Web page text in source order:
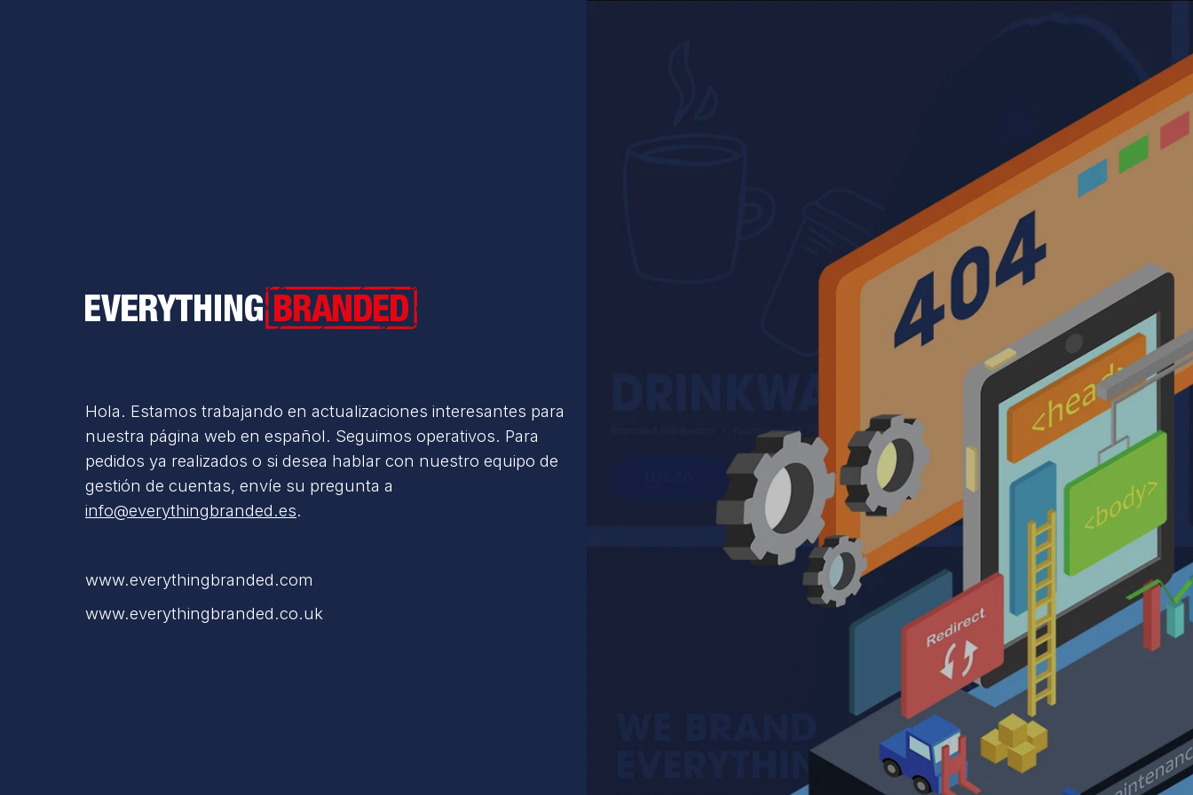
Everything Branded
Hola. Estamos trabajando en actualizaciones interesantes para
nuestra página web en español. Seguimos operativos. Para
pedidos ya realizados o si desea hablar con nuestro equipo de
gestión de cuentas, envíe su pregunta a
info@everythingbranded.es.
www.everythingbranded.com
www.everythingbranded.co.uk